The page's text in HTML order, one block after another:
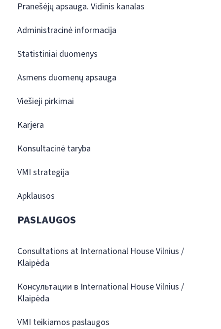
Pranešėjų apsauga. Vidinis kanalas
Administracinė informacija
Statistiniai duomenys
Asmens duomenų apsauga
Viešieji pirkimai
Karjera
Konsultacinė taryba
VMI strategija
Apklausos
PASLAUGOS
Consultations at International House Vilnius /
Klaipėda
Консультации в International House Vilnius /
Klaipėda
VMI teikiamos paslaugos